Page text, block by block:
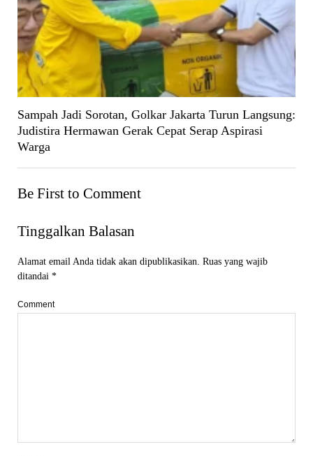
Sampah Jadi Sorotan, Golkar Jakarta Turun Langsung:
Judistira Hermawan Gerak Cepat Serap Aspirasi
Warga
Be First to Comment
Tinggalkan Balasan
Alamat email Anda tidak akan dipublikasikan. Ruas yang wajib
ditandai *
Comment